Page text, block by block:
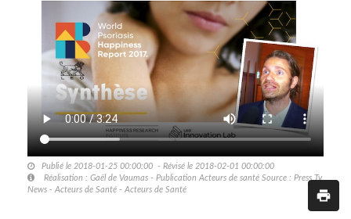
Publié le 2018-01-25 00:00:00 - Révisé le 2018-02-01 00:00:00
Réalisation : Gaël de Vaumas - Publication Acteurs de santé Source : Press Tv
News - Acteurs de Santé - Acteurs de Santé